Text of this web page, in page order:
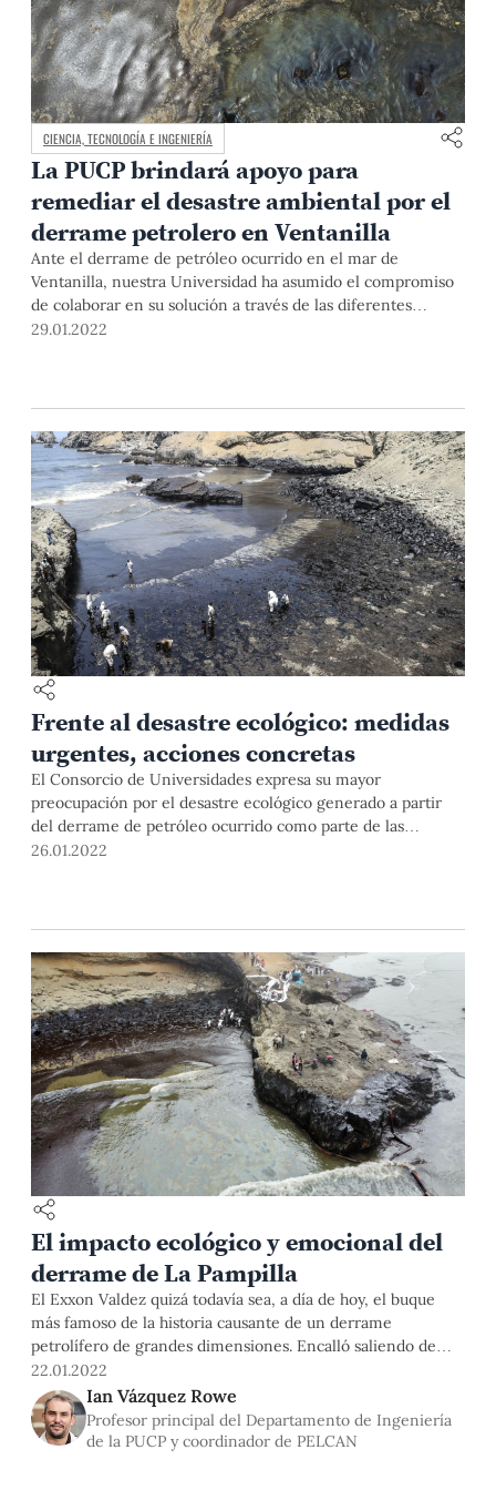
CIENCIA, TECNOLOGÍA E INGENIERÍA
La PUCP brindará apoyo para
remediar el desastre ambiental por el
derrame petrolero en Ventanilla
Ante el derrame de petróleo ocurrido en el mar de
Ventanilla, nuestra Universidad ha asumido el compromiso
de colaborar en su solución a través de las diferentes
habilidades de sus especialistas. Para ello, se ha conformado
29.01.2022
Frente al desastre ecológico: medidas
urgentes, acciones concretas
El Consorcio de Universidades expresa su mayor
preocupación por el desastre ecológico generado a partir
del derrame de petróleo ocurrido como parte de las
operaciones que la empresa REPSOL realiza en la refinería
26.01.2022
El impacto ecológico y emocional del
derrame de La Pampilla
El Exxon Valdez quizá todavía sea, a día de hoy, el buque
más famoso de la historia causante de un derrame
petrolífero de grandes dimensiones. Encalló saliendo de
Alaska rumbo a California en marzo de 1989, derramando
más de 35,000 toneladas de hidrocarburos tras una serie de
errores humanos en cadena. Sus efectos incluyen la
22.01.2022
Ian Vázquez Rowe
Profesor principal del Departamento de Ingeniería
de la PUCP y coordinador de PELCAN